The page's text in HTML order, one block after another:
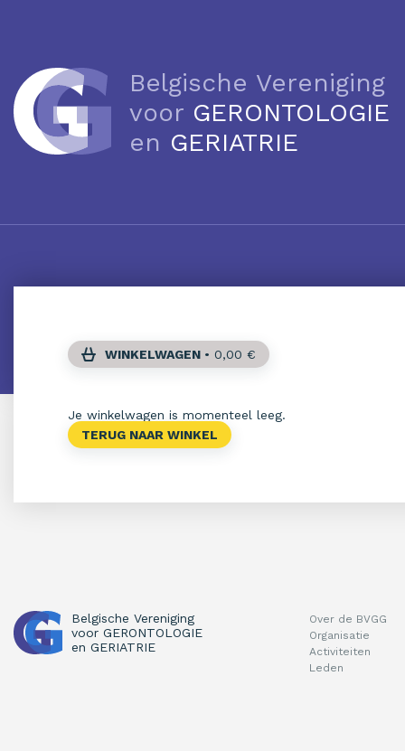
Belgische Vereniging
voor GERONTOLOGIE
en GERIATRIE
WINKELWAGEN • 0,00 €
Je winkelwagen is momenteel leeg.
TERUG NAAR WINKEL
Belgische Vereniging
voor GERONTOLOGIE
en GERIATRIE
Over de BVGG
Organisatie
Activiteiten
Leden